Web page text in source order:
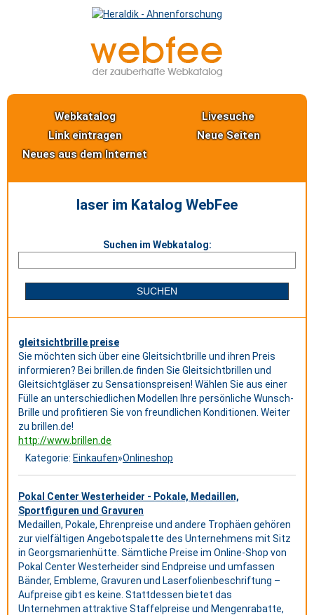
Webkatalog
Livesuche
Link eintragen
Neue Seiten
Neues aus dem Internet
laser im Katalog WebFee
Suchen im Webkatalog:
gleitsichtbrille preise
Sie möchten sich über eine Gleitsichtbrille und ihren Preis
informieren? Bei brillen.de finden Sie Gleitsichtbrillen und
Gleitsichtgläser zu Sensationspreisen! Wählen Sie aus einer
Fülle an unterschiedlichen Modellen Ihre persönliche Wunsch-
Brille und profitieren Sie von freundlichen Konditionen. Weiter
zu brillen.de!
http://www.brillen.de
Kategorie: Einkaufen»Onlineshop
Pokal Center Westerheider - Pokale, Medaillen,
Sportfiguren und Gravuren
Medaillen, Pokale, Ehrenpreise und andere Trophäen gehören
zur vielfältigen Angebotspalette des Unternehmens mit Sitz
in Georgsmarienhütte. Sämtliche Preise im Online-Shop von
Pokal Center Westerheider sind Endpreise und umfassen
Bänder, Embleme, Gravuren und Laserfolienbeschriftung –
Aufpreise gibt es keine. Stattdessen bietet das
Unternehmen attraktive Staffelpreise und Mengenrabatte,